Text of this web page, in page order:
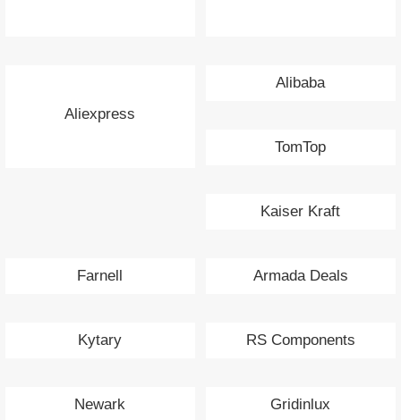
Aliexpress
Alibaba
TomTop
Kaiser Kraft
Farnell Armada Deals
Kytary RS Components
Newark Gridinlux